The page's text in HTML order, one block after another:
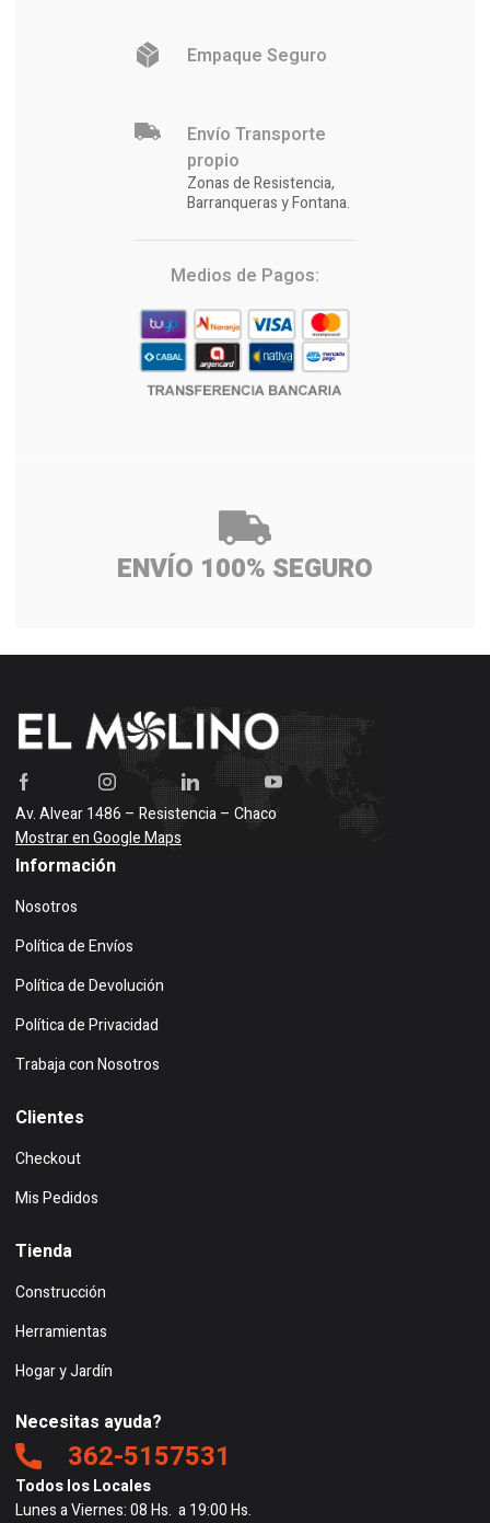
Empaque Seguro
Envío Transporte
propio
Zonas de Resistencia,
Barranqueras y Fontana.
Medios de Pagos:
ENVÍO 100% SEGURO
Av. Alvear 1486 – Resistencia – Chaco
Mostrar en Google Maps
Información
Nosotros
Política de Envíos
Política de Devolución
Política de Privacidad
Trabaja con Nosotros
Clientes
Checkout
Mis Pedidos
Tienda
Construcción
Herramientas
Hogar y Jardín
Necesitas ayuda?
362-5157531
Todos los Locales
Lunes a Viernes: 08 Hs. a 19:00 Hs.